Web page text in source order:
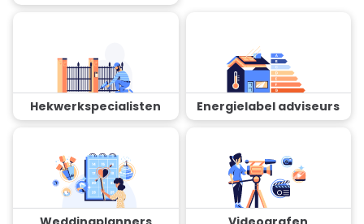
Hekwerkspecialisten Energielabel adviseurs